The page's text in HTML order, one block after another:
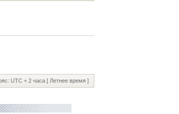
UTC + 2 часа [ Летнее время ]